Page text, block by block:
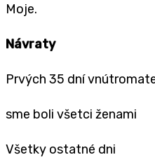
Moje.
Návraty
Prvých 35 dní
sme boli všetci ženami
Všetky ostatné dni